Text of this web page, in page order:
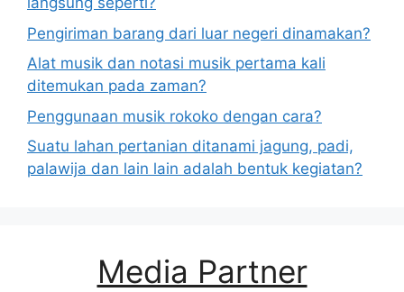
Pengiriman barang dari luar negeri dinamakan?
Alat musik dan notasi musik pertama kali
ditemukan pada zaman?
Penggunaan musik rokoko dengan cara?
Suatu lahan pertanian ditanami jagung, padi,
palawija dan lain lain adalah bentuk kegiatan?
Media Partner